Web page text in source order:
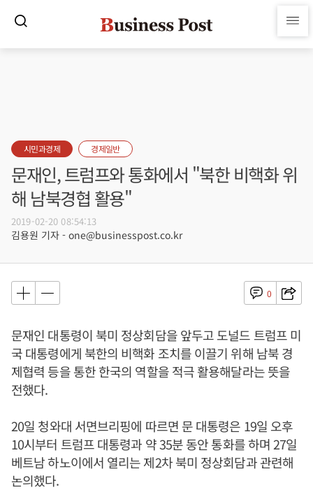
시민과경제 경제일반
문재인, 트럼프와 통화에서 "북한 비핵화 위
해 남북경협 활용"
2019-02-20 08:54:13
김용원 기자 - one@businesspost.co.kr
0
문재인 대통령이 북미 정상회담을 앞두고 도널드 트럼프 미
국 대통령에게 북한의 비핵화 조치를 이끌기 위해 남북 경
제협력 등을 통한 한국의 역할을 적극 활용해달라는 뜻을
전했다.
20일 청와대 서면브리핑에 따르면 문 대통령은 19일 오후
10시부터 트럼프 대통령과 약 35분 동안 통화를 하며 27일
베트남 하노이에서 열리는 제2차 북미 정상회담과 관련해
논의했다.